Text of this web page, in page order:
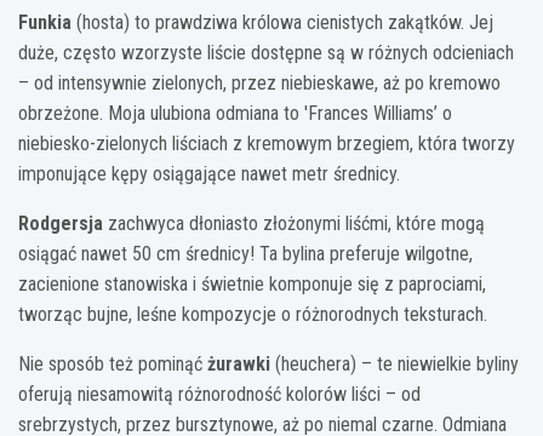
Funkia (hosta) to prawdziwa królowa cienistych zakątków. Jej
duże, często wzorzyste liście dostępne są w różnych odcieniach
– od intensywnie zielonych, przez niebieskawe, aż po kremowo
obrzeżone. Moja ulubiona odmiana to 'Frances Williams’ o
niebiesko-zielonych liściach z kremowym brzegiem, która tworzy
imponujące kępy osiągające nawet metr średnicy.
Rodgersja zachwyca dłoniasto złożonymi liśćmi, które mogą
osiągać nawet 50 cm średnicy! Ta bylina preferuje wilgotne,
zacienione stanowiska i świetnie komponuje się z paprociami,
tworząc bujne, leśne kompozycje o różnorodnych teksturach.
Nie sposób też pominąć żurawki (heuchera) – te niewielkie byliny
oferują niesamowitą różnorodność kolorów liści – od
srebrzystych, przez bursztynowe, aż po niemal czarne. Odmiana